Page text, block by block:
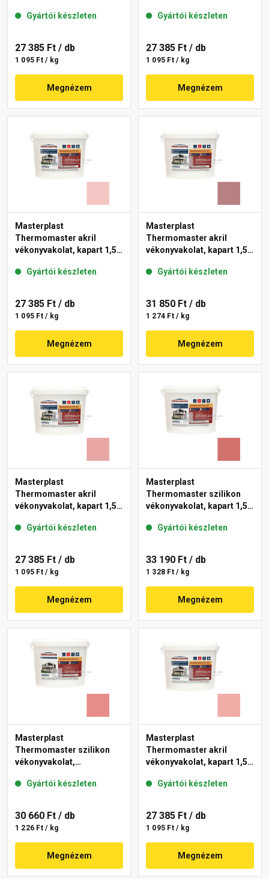
25-D 25 kg
Gyártói készleten
27 385 Ft / db
1 095 Ft / kg
Megnézem
Gyártói készleten
27 385 Ft / db
1 095 Ft / kg
Megnézem
Masterplast
Thermomaster akril
vékonyvakolat, kapart 1,5
Gyártói készleten
27 385 Ft / db
1 095 Ft / kg
Megnézem
Masterplast
Thermomaster akril
vékonyvakolat, kapart 1,5
Gyártói készleten
31 850 Ft / db
1 274 Ft / kg
Megnézem
Masterplast
Thermomaster akril
vékonyvakolat, kapart 1,5
Gyártói készleten
27 385 Ft / db
1 095 Ft / kg
Megnézem
Masterplast
Thermomaster szilikon
vékonyvakolat, kapart 1,5
Gyártói készleten
33 190 Ft / db
1 328 Ft / kg
Megnézem
Masterplast
Thermomaster szilikon
vékonyvakolat,
22-D 25 kg
Gyártói készleten
30 660 Ft / db
1 226 Ft / kg
Megnézem
Masterplast
Thermomaster akril
vékonyvakolat, kapart 1,5
Gyártói készleten
27 385 Ft / db
1 095 Ft / kg
Megnézem